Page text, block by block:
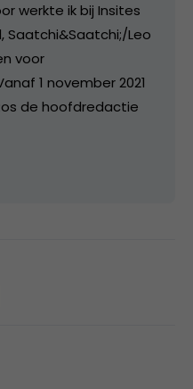
werkte ik bij Insites
Saatchi&Saatchi;/Leo
voor
1 november 2021
de hoofdredactie